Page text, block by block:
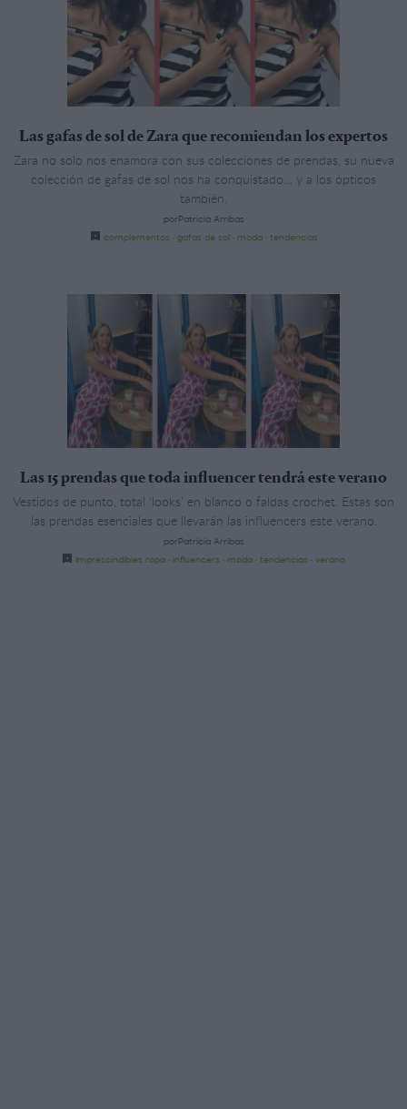
Las gafas de sol de Zara que recomiendan los expertos
Zara no solo nos enamora con sus colecciones de prendas, su nueva
colección de gafas de sol nos ha conquistado… y a los ópticos
también.
porPatricia Arribas
complementos
gafas de sol· moda· tendencias
Las 15 prendas que toda influencer tendrá este verano
Vestidos de punto, total ‘looks’ en blanco o faldas crochet. Estas son
las prendas esenciales que llevarán las influencers este verano.
porPatricia Arribas
Imprescindibles ropa
influencers moda tendencias verano